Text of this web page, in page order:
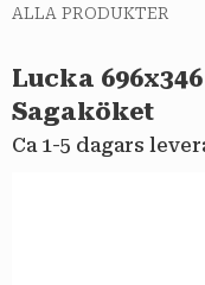
ALLA PRODUKTER
Lucka
Sagaköket
Ca 1-5 dagars